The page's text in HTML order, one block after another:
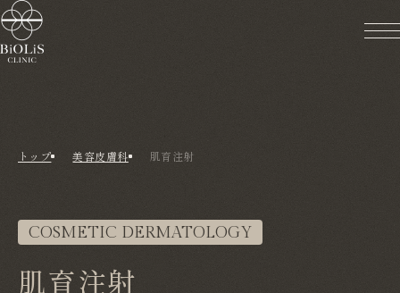
トップ 美容皮膚科 肌育注射
COSMETIC DERMATOLOGY
肌育注射